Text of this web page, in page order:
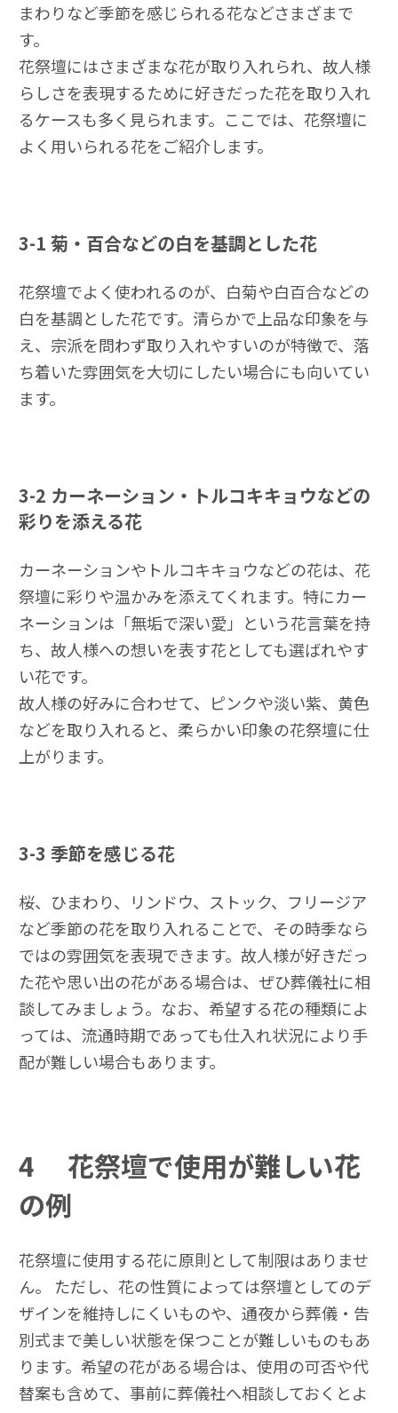
まわりなど季節を感じられる花などさまざまで
す。
花祭壇にはさまざまな花が取り入れられ、故人様
らしさを表現するために好きだった花を取り入れ
るケースも多く見られます。ここでは、花祭壇に
よく用いられる花をご紹介します。
3-1 菊・百合などの白を基調とした花
花祭壇でよく使われるのが、白菊や白百合などの
白を基調とした花です。清らかで上品な印象を与
え、宗派を問わず取り入れやすいのが特徴で、落
ち着いた雰囲気を大切にしたい場合にも向いてい
ます。
3-2 カーネーション・トルコキキョウなどの
彩りを添える花
カーネーションやトルコキキョウなどの花は、花
祭壇に彩りや温かみを添えてくれます。特にカー
ネーションは「無垢で深い愛」という花言葉を持
ち、故人様への想いを表す花としても選ばれやす
い花です。
故人様の好みに合わせて、ピンクや淡い紫、黄色
などを取り入れると、柔らかい印象の花祭壇に仕
上がります。
3-3 季節を感じる花
桜、ひまわり、リンドウ、ストック、フリージア
など季節の花を取り入れることで、その時季なら
ではの雰囲気を表現できます。故人様が好きだっ
た花や思い出の花がある場合は、ぜひ葬儀社に相
談してみましょう。なお、希望する花の種類によ
っては、流通時期であっても仕入れ状況により手
配が難しい場合もあります。
4
花祭壇で使用が難しい花
の例
花祭壇に使用する花に原則として制限はありませ
ん。 ただし、花の性質によっては祭壇としてのデ
ザインを維持しにくいものや、通夜から葬儀・告
別式まで美しい状態を保つことが難しいものもあ
ります。希望の花がある場合は、使用の可否や代
替案も含めて、事前に葬儀社へ相談しておくとよ